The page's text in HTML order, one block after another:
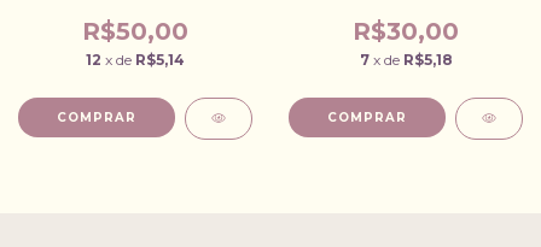
R$50,00
12 x de R$5,14
R$30,00
7 x de R$5,18